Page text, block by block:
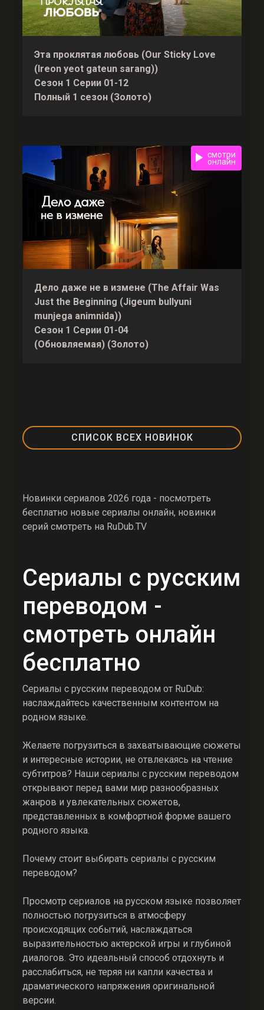
Эта проклятая любовь (Our Sticky Love
(Ireon yeot gateun sarang))
Сезон 1 Серии 01-12
Полный 1 сезон (Золото)
смотри
онлайн
Дело даже не в измене (The Affair Was
Just the Beginning (Jigeum bullyuni
munjega animnida))
Сезон 1 Серии 01-04
(Обновляемая) (Золото)
СПИСОК ВСЕХ НОВИНОК
Новинки сериалов 2026 года - посмотреть
бесплатно новые сериалы онлайн, новинки
серий смотреть на RuDub.TV
Сериалы с русским
переводом -
смотреть онлайн
бесплатно
Сериалы с русским переводом от RuDub:
наслаждайтесь качественным контентом на
родном языке.
Желаете погрузиться в захватывающие сюжеты
и интересные истории, не отвлекаясь на чтение
субтитров? Наши сериалы с русским переводом
открывают перед вами мир разнообразных
жанров и увлекательных сюжетов,
представленных в комфортной форме вашего
родного языка.
Почему стоит выбирать сериалы с русским
переводом?
Просмотр сериалов на русском языке позволяет
полностью погрузиться в атмосферу
происходящих событий, наслаждаться
выразительностью актерской игры и глубиной
диалогов. Это идеальный способ отдохнуть и
расслабиться, не теряя ни капли качества и
драматического напряжения оригинальной
версии.